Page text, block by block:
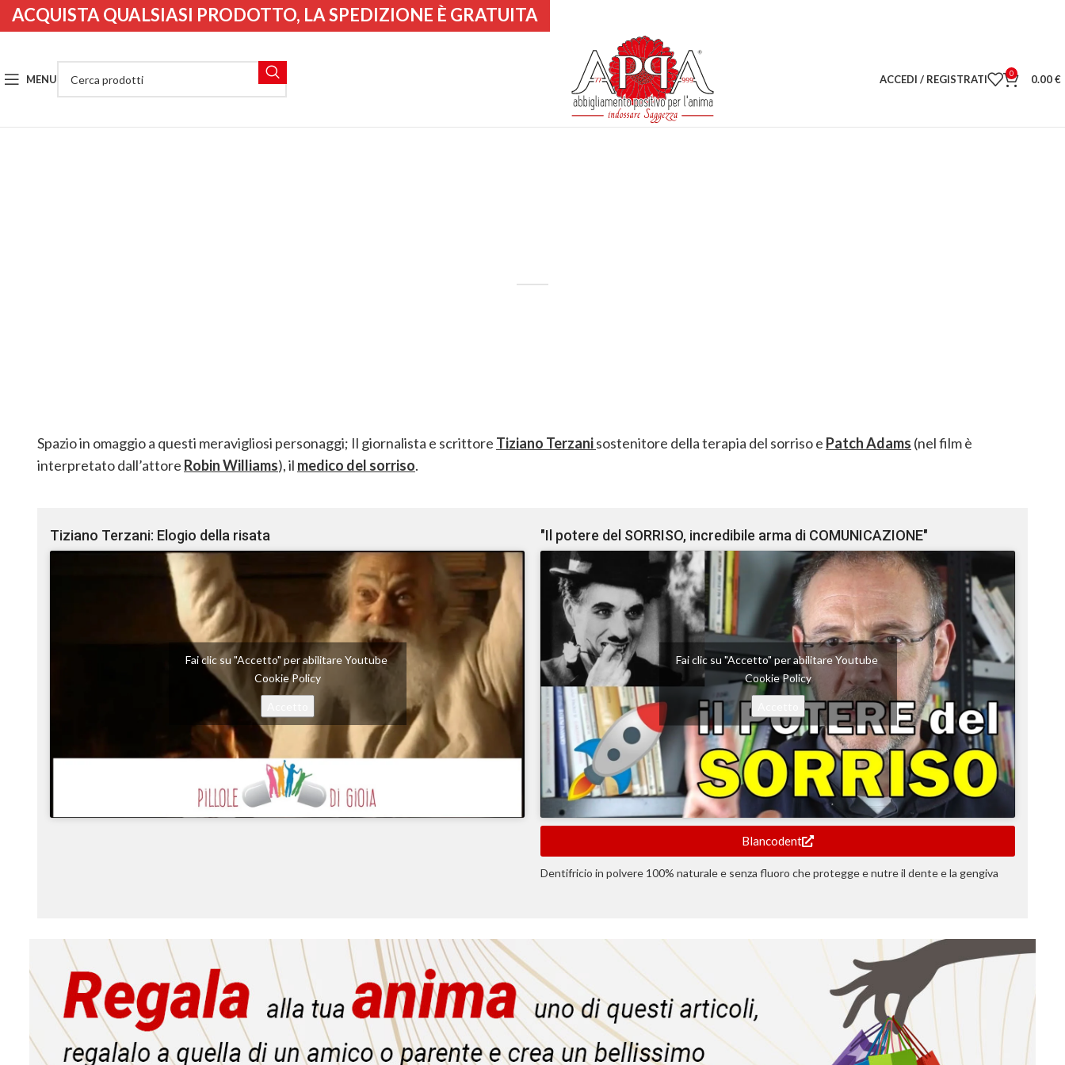
MENU ACCEDI / REGISTRATI 0 0.00€
Spazio in omaggio a questi meravigliosi personaggi; Il giornalista e scrittore Tiziano Terzanisostenitore della terapia del sorriso e Patch Adams (nel film è
interpretato dall’attore Robin Williams), il medico del sorriso.
Tiziano Terzani: Elogio della risata
Fai clic su "Accetto" per abilitare Youtube
Cookie Policy
"Il potere del SORRISO, incredibile arma di COMUNICAZIONE"
Fai clic su "Accetto" per abilitare Youtube
Cookie Policy
Blancodent
Dentifricio in polvere 100% naturale e senza fluoro che protegge e nutre il dente e la gengiva
ACQUISTA QUALSIASI PRODOTTO, LA SPEDIZIONE È GRATUITA